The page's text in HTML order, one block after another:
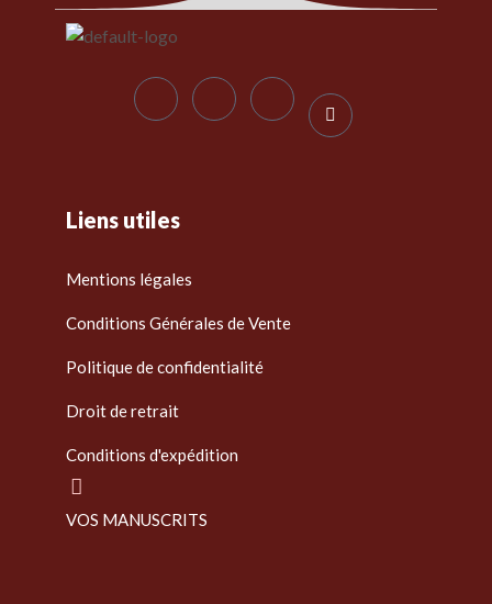
Liens utiles
Mentions légales
Conditions Générales de Vente
Politique de confidentialité
Droit de retrait
Conditions d'expédition
VOS MANUSCRITS